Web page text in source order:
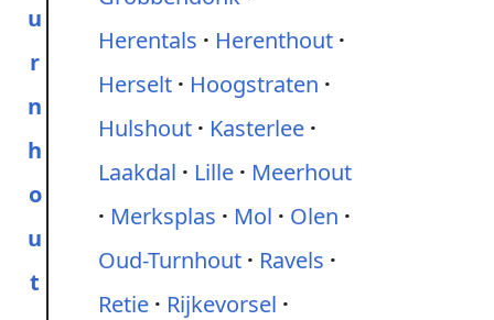
u
r
n
h
o
u
t
Herentals
Herenthout
Herselt
Hoogstraten
Hulshout
Kasterlee
Laakdal
Lille
Meerhout
Merksplas
Mol
Olen
Oud-Turnhout
Ravels
Retie
Rijkevorsel